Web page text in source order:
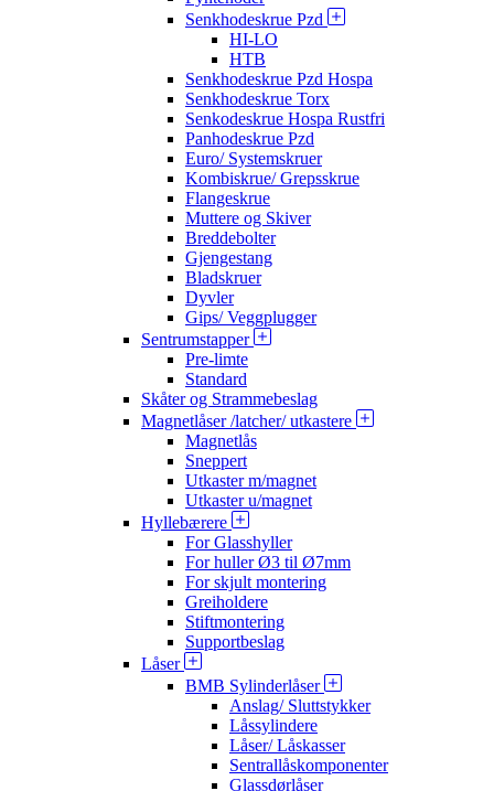
Senkhodeskrue Pzd
HI-LO
HTB
Senkhodeskrue Pzd Hospa
Senkhodeskrue Torx
Senkodeskrue Hospa Rustfri
Panhodeskrue Pzd
Euro/ Systemskruer
Kombiskrue/ Grepsskrue
Flangeskrue
Muttere og Skiver
Breddebolter
Gjengestang
Bladskruer
Dyvler
Gips/ Veggplugger
Sentrumstapper
Pre-limte
Standard
Skåter og Strammebeslag
Magnetlåser /latcher/ utkastere
Magnetlås
Sneppert
Utkaster m/magnet
Utkaster u/magnet
Hyllebærere
For Glasshyller
For huller Ø3 til Ø7mm
For skjult montering
Greiholdere
Stiftmontering
Supportbeslag
Låser
BMB Sylinderlåser
Anslag/ Sluttstykker
Låssylindere
Låser/ Låskasser
Sentrallåskomponenter
Glassdørlåser